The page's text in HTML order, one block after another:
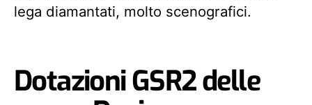
lega diamantati, molto scenografici.
Dotazioni GSR2 delle